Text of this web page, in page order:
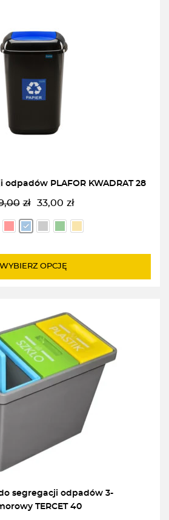
odpadów PLAFOR KWADRAT 28
zł
Pierwotna
cena
wynosiła:
33,00 zł
Aktualna
cena
wynosi:
WYBIERZ OPCJĘ
segregacji odpadów 3-
TERCET 40